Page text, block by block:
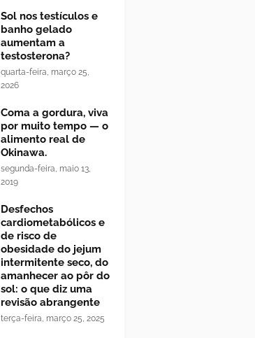
Sol nos testículos e
banho gelado
aumentam a
testosterona?
quarta-feira, março 25,
2026
Coma a gordura, viva
por muito tempo — o
alimento real de
Okinawa.
segunda-feira, maio 13,
2019
Desfechos
cardiometabólicos e
de risco de
obesidade do jejum
intermitente seco, do
amanhecer ao pôr do
sol: o que diz uma
revisão abrangente
terça-feira, março 25, 2025